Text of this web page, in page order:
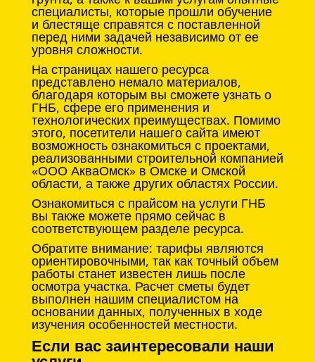
специалисты, которые прошли обучение
и блестяще справятся с поставленной
перед ними задачей независимо от ее
уровня сложности.
На страницах нашего ресурса
представлено немало материалов,
благодаря которым вы сможете узнать о
ГНБ, сфере его применения и
технологических преимуществах. Помимо
этого, посетители нашего сайта имеют
возможность ознакомиться с проектами,
реализованными строительной компанией
«ООО АкваОмск» в Омске и Омской
области, а также других областях России.
Ознакомиться с прайсом на услуги ГНБ
вы также можете прямо сейчас в
соответствующем разделе ресурса.
Обратите внимание: тарифы являются
ориентировочными, так как точный объем
работы станет известен лишь после
осмотра участка. Расчет сметы будет
выполнен нашим специалистом на
основании данных, полученных в ходе
изучения особенностей местности.
Если вас заинтересовали наши